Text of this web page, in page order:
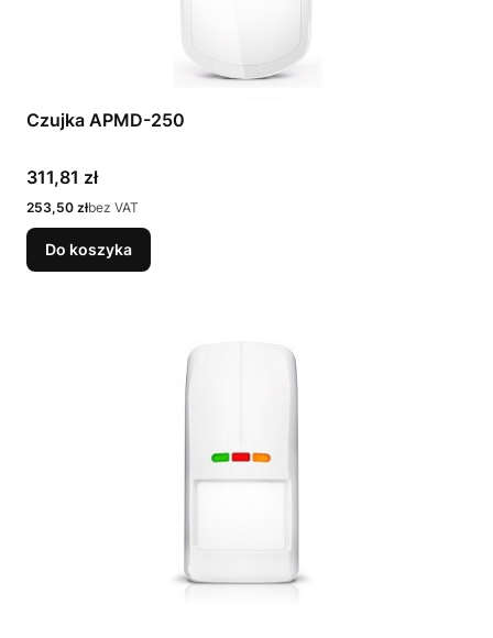
Czujka APMD-250
Cena
311,81 zł
Cena
253,50 złbez VAT
Do koszyka